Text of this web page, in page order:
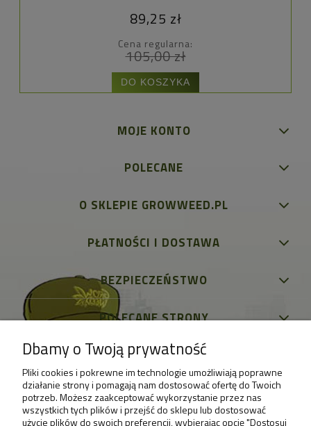
89,25 zł
Cena regularna:
105,00 zł
DO KOSZYKA
MOJE KONTO
POLECANE
O SKLEPIE GROWWEED.PL
PŁATNOŚCI I DOSTAWA
BEZPIECZEŃSTWO
POLECANE STRONY
Dbamy o Twoją prywatność
Pliki cookies i pokrewne im technologie umożliwiają poprawne
działanie strony i pomagają nam dostosować ofertę do Twoich
potrzeb. Możesz zaakceptować wykorzystanie przez nas
wszystkich tych plików i przejść do sklepu lub dostosować
użycie plików do swoich preferencji, wybierając opcję "Dostosuj